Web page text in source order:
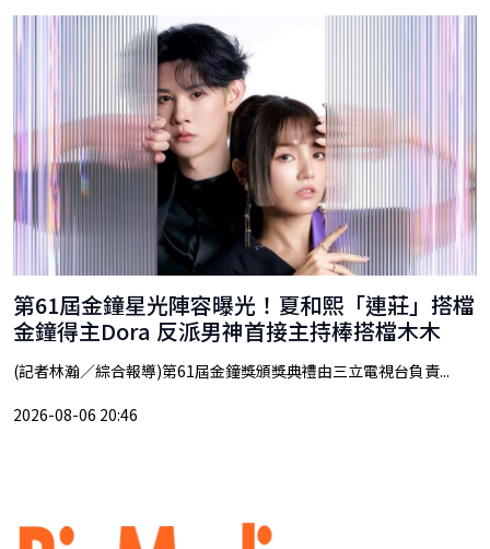
第61屆金鐘星光陣容曝光！夏和熙「連莊」搭檔
金鐘得主Dora 反派男神首接主持棒搭檔木木
(記者林瀚／綜合報導)第61屆金鐘獎頒獎典禮由三立電視台負責...
2026-08-06 20:46